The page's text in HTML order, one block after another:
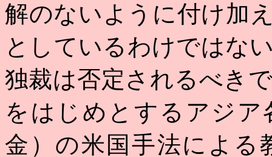
解のないように付け加
としているわけではな
独裁は否定されるべき
をはじめとするアジア
金）の米国手法による